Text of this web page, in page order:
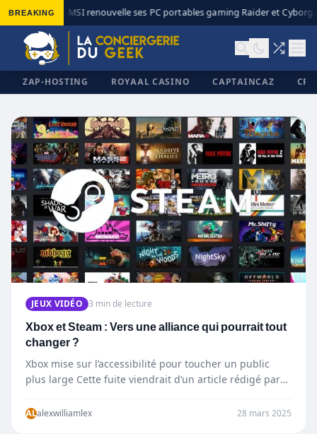
BREAKING◆ MSI renouvelle ses PC portables gaming Raider et Cyborg
ZAP-HOSTING ROYAAL CASINO CAPTAINCAZ
✕
JEUX VIDÉO 3 min de lecture
Xbox et Steam : Vers une alliance qui pourrait tout
changer ?
Xbox mise sur l’accessibilité pour toucher un public
plus large Cette fuite viendrait d’un article rédigé par
ALalexwilliamlex 28 mars 2025